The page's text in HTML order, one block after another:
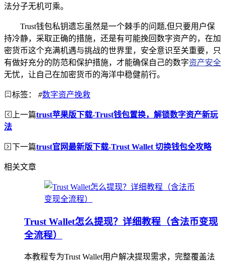
法分子无机可乘。
Trust钱包私钥遗忘虽然是一个棘手的问题,但只要用户保
持冷静，采取正确的措施，还是有可能挽回数字资产的，在加
密货币这个充满机遇与挑战的世界里，安全意识至关重要，只
有做好充分的防范和保护措施，才能确保自己的数字资产安全
无忧，让自己在加密货币的海洋中稳健前行。
标签： #数字资产挽救
上一篇trust苹果版下载-Trust钱包置换，解锁数字资产新玩
法
下一篇trust官网最新版下载-Trust Wallet 切换钱包全攻略
相关文章
Trust Wallet怎么提现？详细教程（含法币变现
全流程）
本教程专为Trust Wallet用户解决提现需求，完整覆盖法